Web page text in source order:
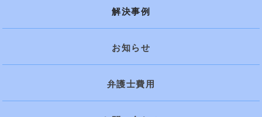
解決事例
お知らせ
弁護士費用